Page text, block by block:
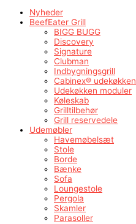
Nyheder
BeefEater Grill
BIGG BUGG
Discovery
Signature
Clubman
Indbygningsgrill
Cabinex® udekøkken
Udekøkken moduler
Køleskab
Grilltilbehør
Grill reservedele
Udemøbler
Havemøbelsæt
Stole
Borde
Bænke
Sofa
Loungestole
Pergola
Skamler
Parasoller